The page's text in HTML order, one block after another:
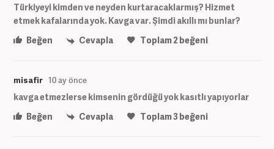
Türkiyeyi kimden ve neyden kurtaracaklarmış? Hizmet
etmek kafalarında yok. Kavga var. Şimdi akıllı mı bunlar?
Beğen
Cevapla Toplam2beğeni
misafir 10 ay önce
kavga etmezlerse kimsenin gördüğü yok kasıtlı yapıyorlar
Beğen
Cevapla Toplam3beğeni